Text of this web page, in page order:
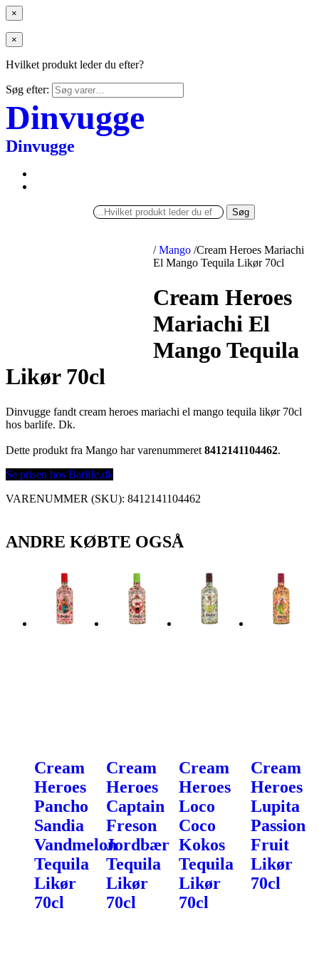
×
×
Hvilket produkt leder du efter?
Søg efter:
Dinvugge
Dinvugge
Søg
/ Mango /Cream Heroes Mariachi
El Mango Tequila Likør 70cl
Cream Heroes
Mariachi El
Mango Tequila
Likør 70cl
Dinvugge fandt cream heroes mariachi el mango tequila likør 70cl
hos barlife. Dk.
Dette produkt fra Mango har varenummeret 8412141104462.
Se prisen hos Barlife.dk
VARENUMMER (SKU): 8412141104462
ANDRE KØBTE OGSÅ
Cream
Heroes
Pancho
Sandia
Vandmelon
Tequila
Likør
70cl
Cream
Heroes
Captain
Freson
Jordbær
Tequila
Likør
70cl
Cream
Heroes
Loco
Coco
Kokos
Tequila
Likør
70cl
Cream
Heroes
Lupita
Passion
Fruit
Likør
70cl